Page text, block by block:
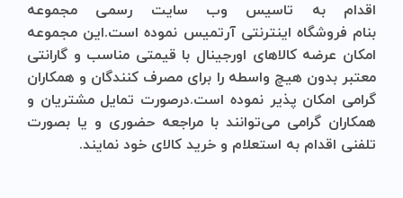
اقدام به تاسیس وب سایت رسمی مجموعه
بنام فروشگاه اینترنتی آرتمیس نموده است.این مجموعه
امکان عرضه کالاهای اورجینال با قیمتی مناسب و گارانتی
معتبر بدون هیچ واسطه را برای مصرف کنندگان و همکاران
گرامی امکان پذیر نموده است.درصورت تمایل مشتریان و
همکاران گرامی می‌توانند با مراجعه حضوری و یا بصورت
تلفنی اقدام به استعلام و خرید کالای خود نمایند.